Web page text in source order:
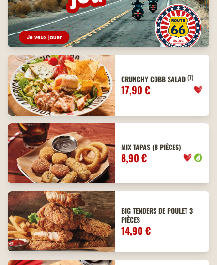
CRUNCHY COBB SALAD (7)
17,90 €
MIX TAPAS (8 PIÈCES)
8,90 €
BIG TENDERS DE POULET 3
PIÈCES
14,90 €